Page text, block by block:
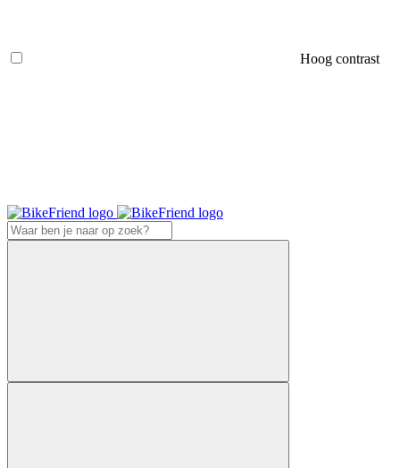
Hoog contrast